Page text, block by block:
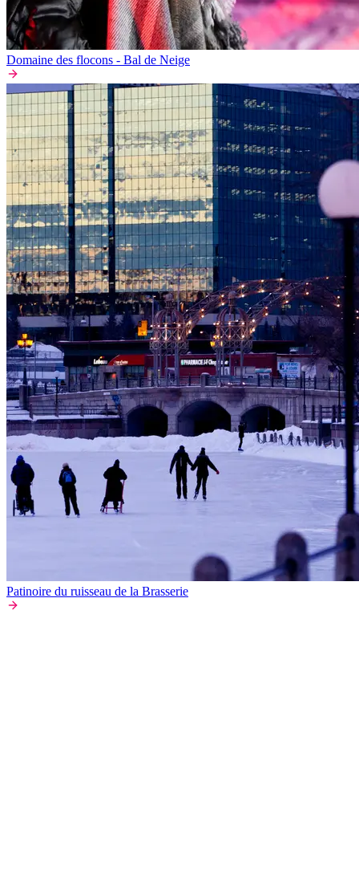
Domaine des flocons - Bal de Neige
Patinoire du ruisseau de la Brasserie